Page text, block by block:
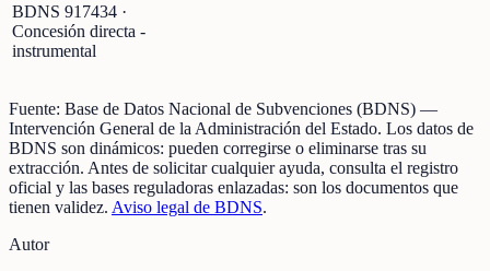
BDNS 917434 ·
Concesión directa -
instrumental
Fuente: Base de Datos Nacional de Subvenciones (BDNS) —
Intervención General de la Administración del Estado. Los datos de
BDNS son dinámicos: pueden corregirse o eliminarse tras su
extracción. Antes de solicitar cualquier ayuda, consulta el registro
oficial y las bases reguladoras enlazadas: son los documentos que
tienen validez. Aviso legal de BDNS.
Autor